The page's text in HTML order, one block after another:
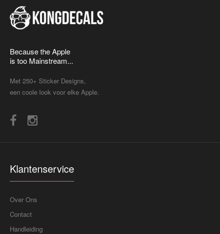
Because the Apple
is too Mainstream...
Met 250+ Sticker Designs,
een coole look voor elke Apple.
Klantenservice
Over Ons
Contact
Handleiding